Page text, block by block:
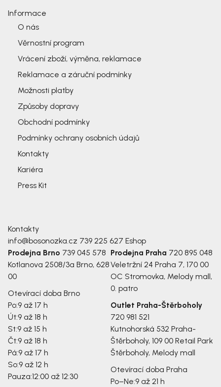
Informace
O nás
Věrnostní program
Vrácení zboží, výměna, reklamace
Reklamace a záruční podmínky
Možnosti platby
Způsoby dopravy
Obchodní podmínky
Podmínky ochrany osobních údajů
Kontakty
Kariéra
Press Kit
Kontakty
info@bosonozka.cz 739 225 627 Eshop
Prodejna Brno 739 045 578
Kotlanova 2508/3a Brno, 628
00
Otevírací doba Brno
Po:9 až 17 h
Út:9 až 18 h
St:9 až 15 h
Čt:9 až 18 h
Pá:9 až 17 h
So:9 až 12 h
Pauza:12:00 až 12:30
Prodejna Praha 720 895 048
Veletržní 24 Praha 7, 170 00
OC Stromovka, Melody mall,
0. patro
Outlet Praha-Štěrboholy
720 981 521
Kutnohorská 532 Praha-
Štěrboholy, 109 00 Retail Park
Štěrboholy, Melody mall
Otevírací doba Praha
Po–Ne:9 až 21 h